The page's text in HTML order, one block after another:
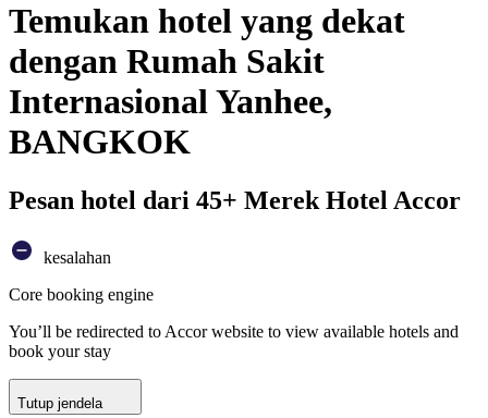
Temukan hotel yang dekat
dengan Rumah Sakit
Internasional Yanhee,
BANGKOK
Pesan hotel dari 45+ Merek Hotel Accor
kesalahan
Core booking engine
You’ll be redirected to Accor website to view available hotels and
book your stay
Tutup jendela